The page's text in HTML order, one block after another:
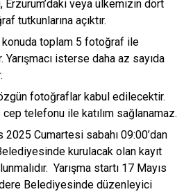
Erzurum’daki veya ülkemizin dört
tutkunlarına açıktır.
konuda toplam 5 fotoğraf ile
Yarışmacı isterse daha az sayıda
fotoğraflar kabul edilecektir.
cep telefonu ile katılım sağlanamaz.
2025 Cumartesi sabahı 09:00’dan
kurulacak olan kayıt
Yarışma startı 17 Mayıs
Belediyesinde düzenleyici